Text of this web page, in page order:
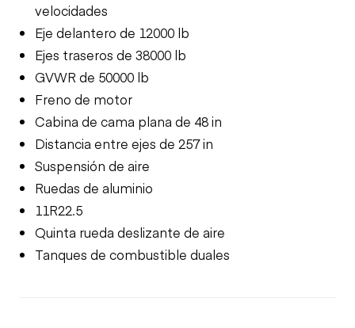
velocidades
Eje delantero de 12000 lb
Ejes traseros de 38000 lb
GVWR de 50000 lb
Freno de motor
Cabina de cama plana de 48 in
Distancia entre ejes de 257 in
Suspensión de aire
Ruedas de aluminio
11R22.5
Quinta rueda deslizante de aire
Tanques de combustible duales